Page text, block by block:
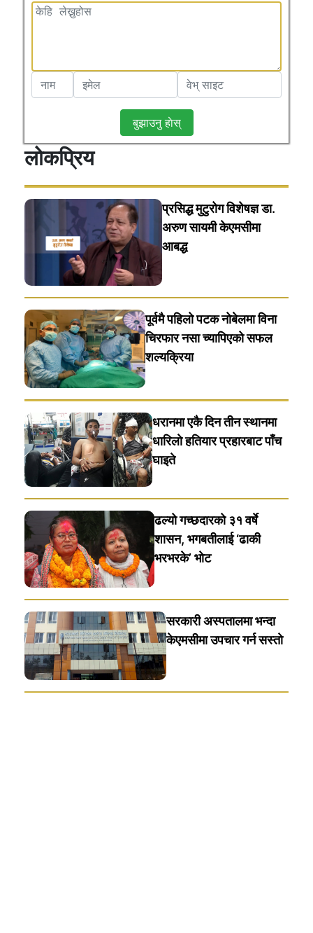
बुझाउनु हाेस्
लोकप्रिय
प्रसिद्ध मुटुरोग विशेषज्ञ डा.
अरुण सायमी केएमसीमा
आबद्ध
पूर्वमै पहिलो पटक नोबेलमा विना
चिरफार नसा च्यापिएको सफल
शल्यक्रिया
धरानमा एकै दिन तीन स्थानमा
धारिलाे हतियार प्रहारबाट पाँच
घाइते
ढल्यो गच्छदारको ३१ वर्षे
शासन, भगबतीलाई ‘ढाकी
भरभरके’ भाेट
सरकारी अस्पतालमा भन्दा
केएमसीमा उपचार गर्न सस्ताे